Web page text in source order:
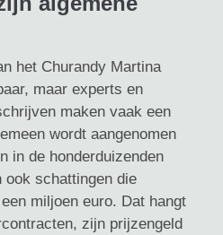
het Churandy Martina
maar experts en
maken vaak een
wordt aangenomen
in de honderduizenden
ook schattingen die
miljoen euro. Dat hangt
zijn prijzengeld